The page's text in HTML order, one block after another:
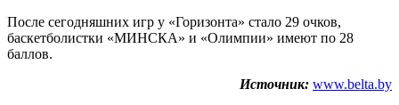
После сегодняшних игр у «Горизонта» стало 29 очков,
баскетболистки «МИНСКА» и «Олимпии» имеют по 28
баллов.
Источник: www.belta.by